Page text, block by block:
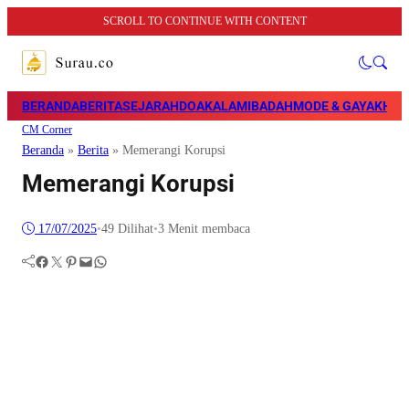
SCROLL TO CONTINUE WITH CONTENT
BERANDABERITASEJARAHDOAKALAMIBADAHMODE & GAYA
CM Corner
Beranda » Berita » Memerangi Korupsi
Memerangi Korupsi
17/07/2025•49 Dilihat•3 Menit membaca
Facebook Twitter Pinterest Mail WhatsApp